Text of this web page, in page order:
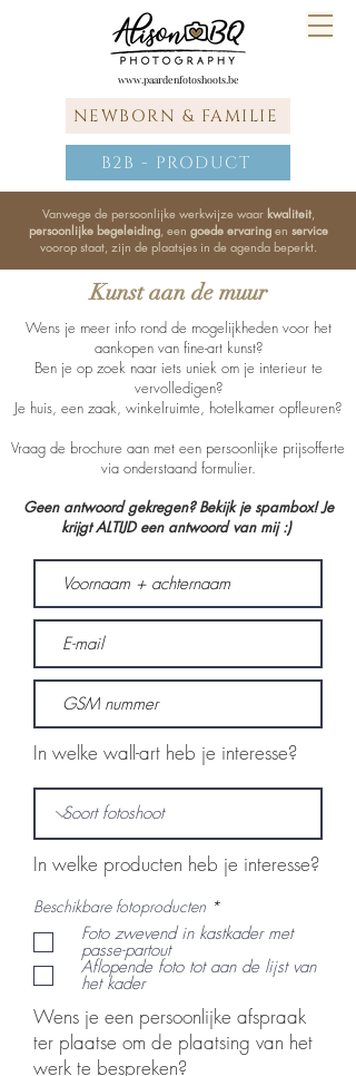
www.paardenfotoshoots.be
Vanwege de persoonlijke werkwijze waar kwaliteit,
persoonlijke begeleiding, een goede ervaringen service
voorop staat, zijn de plaatsjes in de agenda beperkt.
B2B - PRODUCT
NEWBORN & FAMILIE
Kunst aan de muur
Wens je meer info rond de mogelijkheden voor het
aankopen van fine-art kunst?
Ben je op zoek naar iets uniek om je interieur te
vervolledigen?
Je huis, een zaak, winkelruimte, hotelkamer opfleuren?
Vraag de brochure aan met een persoonlijke prijsofferte
via onderstaand formulier.
Geen antwoord gekregen? Bekijk je spambox! Je
krijgt ALTIJD een antwoord van mij :)
In welke wall-art heb je interesse?
In welke producten heb je interesse?
Beschikbare fotoproducten *V
r
i
Foto zwevend in kastkader met
passe-partout
Aflopende foto tot aan de lijst van
het kader
Wens je een persoonlijke afspraak
ter plaatse om de plaatsing van het
werk te bespreken?